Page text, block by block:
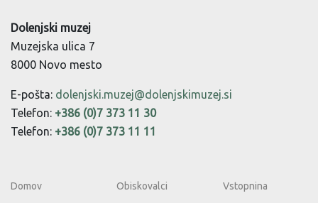
Dolenjski muzej
Muzejska ulica 7
8000 Novo mesto
E-pošta: dolenjski.muzej@dolenjskimuzej.si
Telefon: +386 (0)7 373 11 30
Telefon: +386 (0)7 373 11 11
Domov Obiskovalci Vstopnina